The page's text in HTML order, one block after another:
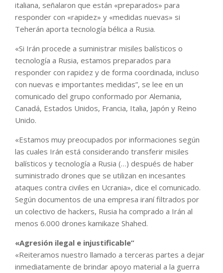
italiana, señalaron que están «preparados» para
responder con «rapidez» y «medidas nuevas» si
Teherán aporta tecnología bélica a Rusia.
«Si Irán procede a suministrar misiles balísticos o
tecnología a Rusia, estamos preparados para
responder con rapidez y de forma coordinada, incluso
con nuevas e importantes medidas”, se lee en un
comunicado del grupo conformado por Alemania,
Canadá, Estados Unidos, Francia, Italia, Japón y Reino
Unido.
«Estamos muy preocupados por informaciones según
las cuales Irán está considerando transferir misiles
balísticos y tecnología a Rusia (…) después de haber
suministrado drones que se utilizan en incesantes
ataques contra civiles en Ucrania», dice el comunicado.
Según documentos de una empresa iraní filtrados por
un colectivo de hackers, Rusia ha comprado a Irán al
menos 6.000 drones kamikaze Shahed.
«Agresión ilegal e injustificable”
«Reiteramos nuestro llamado a terceras partes a dejar
inmediatamente de brindar apoyo material a la guerra